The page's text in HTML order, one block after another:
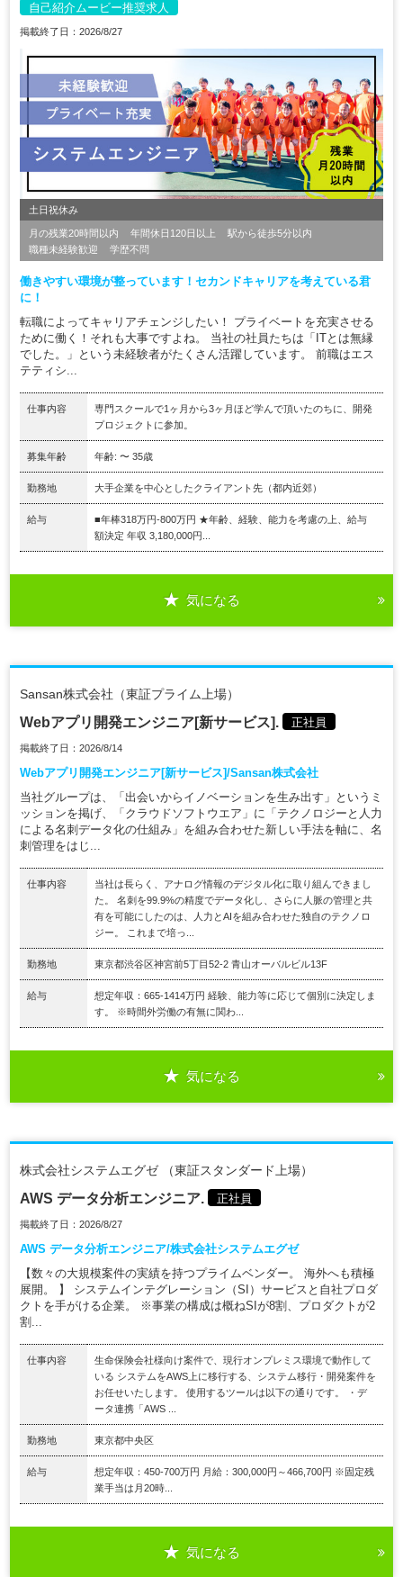
自己紹介ムービー推奨求人
掲載終了日：2026/8/27
土日祝休み
月の残業20時間以内 年間休日120日以上
駅から徒歩5分以内
職種未経験歓迎
学歴不問
働きやすい環境が整っています！セカンドキャリアを考えている君
に！
転職によってキャリアチェンジしたい！ プライベートを充実させる
ために働く！それも大事ですよね。 当社の社員たちは「ITとは無縁
でした。」という未経験者がたくさん活躍しています。 前職はエス
テティシ...
仕事内容
専門スクールで1ヶ月から3ヶ月ほど学んで頂いたのちに、開発
プロジェクトに参加。
募集年齢 年齢: 〜 35歳
勤務地 大手企業を中心としたクライアント先（都内近郊）
給与
■年棒318万円-800万円 ★年齢、経験、能力を考慮の上、給与
額決定 年収 3,180,000円...
気になる
Sansan株式会社（東証プライム上場）
Webアプリ開発エンジニア[新サービス]. 正社員
掲載終了日：2026/8/14
Webアプリ開発エンジニア[新サービス]/Sansan株式会社
当社グループは、「出会いからイノベーションを生み出す」というミ
ッションを掲げ、「クラウドソフトウエア」に「テクノロジーと人力
による名刺データ化の仕組み」を組み合わせた新しい手法を軸に、名
刺管理をはじ...
仕事内容
当社は長らく、アナログ情報のデジタル化に取り組んできまし
た。 名刺を99.9%の精度でデータ化し、さらに人脈の管理と共
有を可能にしたのは、人力とAIを組み合わせた独自のテクノロ
ジー。 これまで培っ...
勤務地 東京都渋谷区神宮前5丁目52-2 青山オーバルビル13F
給与
想定年収：665-1414万円 経験、能力等に応じて個別に決定しま
す。 ※時間外労働の有無に関わ...
気になる
株式会社システムエグゼ （東証スタンダード上場）
AWS データ分析エンジニア. 正社員
掲載終了日：2026/8/27
AWS データ分析エンジニア/株式会社システムエグゼ
【数々の大規模案件の実績を持つプライムベンダー。 海外へも積極
展開。 】 システムインテグレーション（SI）サービスと自社プロダ
クトを手がける企業。 ※事業の構成は概ねSIが8割、プロダクトが2
割...
仕事内容
生命保険会社様向け案件で、現行オンプレミス環境で動作して
いる システムをAWS上に移行する、システム移行・開発案件を
お任せいたします。 使用するツールは以下の通りです。 ・デ
ータ連携「AWS ...
勤務地 東京都中央区
給与
想定年収：450-700万円 月給：300,000円～466,700円 ※固定残
業手当は月20時...
気になる